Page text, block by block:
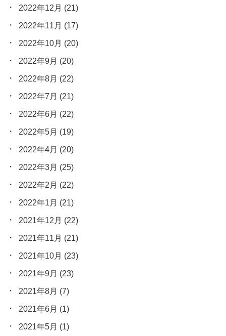
2022年12月 (21)
2022年11月 (17)
2022年10月 (20)
2022年9月 (20)
2022年8月 (22)
2022年7月 (21)
2022年6月 (22)
2022年5月 (19)
2022年4月 (20)
2022年3月 (25)
2022年2月 (22)
2022年1月 (21)
2021年12月 (22)
2021年11月 (21)
2021年10月 (23)
2021年9月 (23)
2021年8月 (7)
2021年6月 (1)
2021年5月 (1)